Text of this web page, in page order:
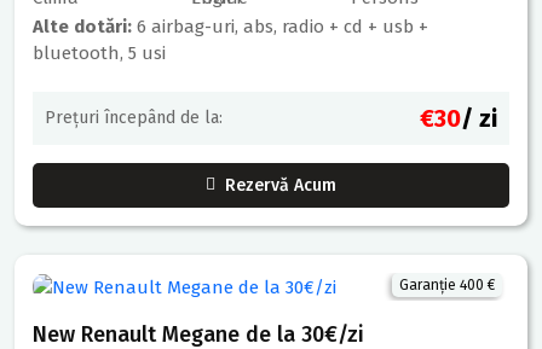
Alte dotări: 6 airbag-uri, abs, radio + cd + usb +
bluetooth, 5 usi
Prețuri începând de la: €30/ zi
Rezervă Acum
Garanție 400 €
New Renault Megane de la 30€/zi